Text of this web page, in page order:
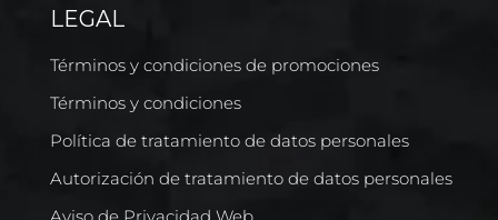
LEGAL
Términos y condiciones de promociones
Términos y condiciones
Política de tratamiento de datos personales
Autorización de tratamiento de datos personales